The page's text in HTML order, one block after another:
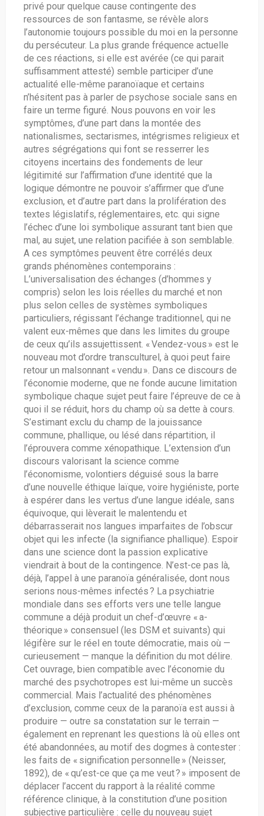
privé pour quelque cause contingente des
ressources de son fantasme, se révèle alors
l’autonomie toujours possible du moi en la personne
du persécuteur. La plus grande fréquence actuelle
de ces réactions, si elle est avérée (ce qui parait
suffisamment attesté) semble participer d’une
actualité elle-même paranoïaque et certains
n’hésitent pas à parler de psychose sociale sans en
faire un terme figuré. Nous pouvons en voir les
symptômes, d’une part dans la montée des
nationalismes, sectarismes, intégrismes religieux et
autres ségrégations qui font se resserrer les
citoyens incertains des fondements de leur
légitimité sur l’affirmation d’une identité que la
logique démontre ne pouvoir s’affirmer que d’une
exclusion, et d’autre part dans la prolifération des
textes législatifs, réglementaires, etc. qui signe
l’échec d’une loi symbolique assurant tant bien que
mal, au sujet, une relation pacifiée à son semblable.
A ces symptômes peuvent être corrélés deux
grands phénomènes contemporains :
L’universalisation des échanges (d’hommes y
compris) selon les lois réelles du marché et non
plus selon celles de systèmes symboliques
particuliers, régissant l’échange traditionnel, qui ne
valent eux-mêmes que dans les limites du groupe
de ceux qu’ils assujettissent. « Vendez-vous » est le
nouveau mot d’ordre transculturel, à quoi peut faire
retour un malsonnant « vendu ». Dans ce discours de
l’économie moderne, que ne fonde aucune limitation
symbolique chaque sujet peut faire l’épreuve de ce à
quoi il se réduit, hors du champ où sa dette à cours.
S’estimant exclu du champ de la jouissance
commune, phallique, ou lésé dans répartition, il
l’éprouvera comme xénopathique. L’extension d’un
discours valorisant la science comme
l’économisme, volontiers déguisé sous la barre
d’une nouvelle éthique laïque, voire hygiéniste, porte
à espérer dans les vertus d’une langue idéale, sans
équivoque, qui lèverait le malentendu et
débarrasserait nos langues imparfaites de l’obscur
objet qui les infecte (la signifiance phallique). Espoir
dans une science dont la passion explicative
viendrait à bout de la contingence. N’est-ce pas là,
déjà, l’appel à une paranoïa généralisée, dont nous
serions nous-mêmes infectés ? La psychiatrie
mondiale dans ses efforts vers une telle langue
commune a déjà produit un chef-d’œuvre « a-
théorique » consensuel (les DSM et suivants) qui
légifère sur le réel en toute démocratie, mais où —
curieusement — manque la définition du mot délire.
Cet ouvrage, bien compatible avec l’économie du
marché des psychotropes est lui-même un succès
commercial. Mais l’actualité des phénomènes
d’exclusion, comme ceux de la paranoïa est aussi à
produire — outre sa constatation sur le terrain —
également en reprenant les questions là où elles ont
été abandonnées, au motif des dogmes à contester :
les faits de « signification personnelle » (Neisser,
1892), de « qu’est-ce que ça me veut ? » imposent de
déplacer l’accent du rapport à la réalité comme
référence clinique, à la constitution d’une position
subjective particulière : celle du nouveau sujet